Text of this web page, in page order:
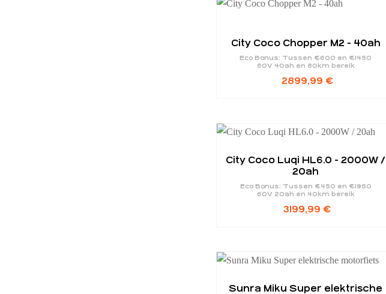
City Coco Chopper M2 - 40ah
Eco Bonus: Tussen €600 en €1450
60V 40ah en 80km bereik
2899,99 €
City Coco Luqi HL6.0 - 2000W /
20ah
Eco Bonus: Tussen €450 en €1950
60V 20ah en 40km bereik
3199,99 €
Sunra Miku Super elektrische